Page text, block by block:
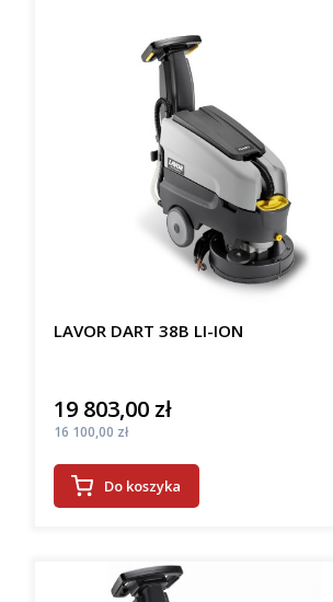
LAVOR DART 38B LI-ION
Cena
19 803,00 zł
Cena
16 100,00 zł
Do koszyka